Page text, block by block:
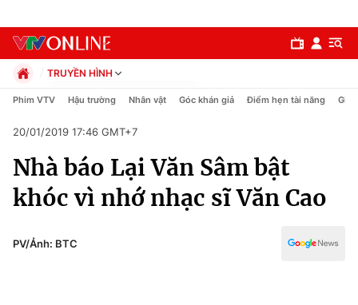
Chuyên mục
Chính trị
Xã hội
TRUYỀN HÌNH
Chính trị
Pháp luật
Kinh tế
Thể thao
Truyền hình
Y tế
Phim VTV Hậu trường Nhân vật Góc khán giả Điểm hẹn tài năng Giải
20/01/2019 17:46 GMT+7
Nhà báo Lại Văn Sâm bật
khóc vì nhớ nhạc sĩ Văn Cao
PV/Ảnh: BTC